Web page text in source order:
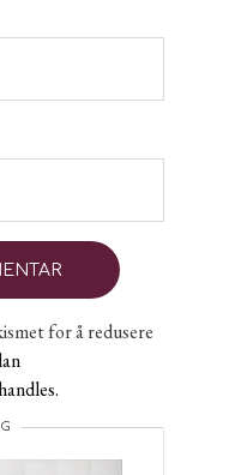
for å redusere